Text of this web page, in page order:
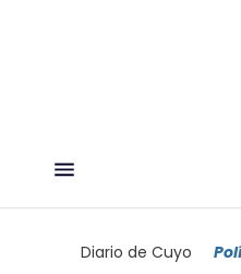
Diario de Cuyo